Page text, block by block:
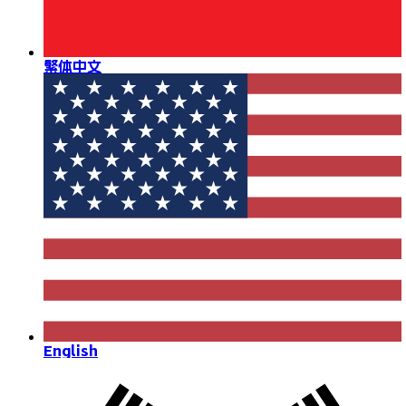
繁体中文
English